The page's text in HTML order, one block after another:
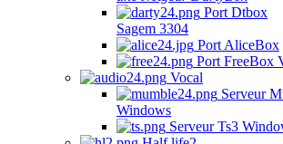
Port Dtbox
Sagem 3304
Port AliceBox
Port FreeBox
Vocal
Serveur
Windows
Serveur Ts3